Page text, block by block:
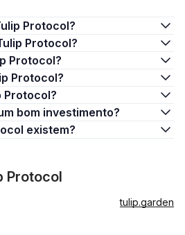
Protocol?
Protocol?
Protocol?
Protocol?
Protocol?
bom investimento?
existem?
Protocol
tulip.garden